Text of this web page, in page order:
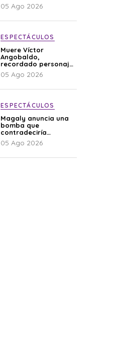
05 Ago 2026
ESPECTÁCULOS
Muere Víctor
Angobaldo,
recordado personaje
de la farándula y
expareja de Shirley
05 Ago 2026
ESPECTÁCULOS
Magaly anuncia una
bomba que
contradeciría
comunicado de La
Bella Luz: “Hay un
05 Ago 2026